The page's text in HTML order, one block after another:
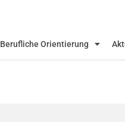
Berufliche Orientierung